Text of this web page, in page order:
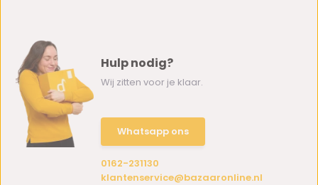
Hulp nodig?
Wij zitten voor je klaar.
Whatsapp ons
0162-231130
klantenservice@bazaaronline.nl